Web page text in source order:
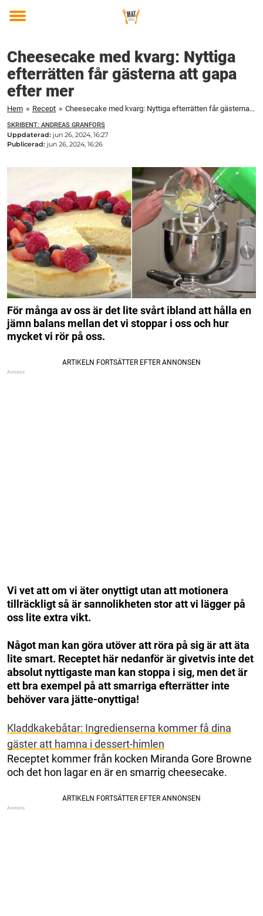
Toggle
Cheesecake med kvarg: Nyttiga
efterrätten får gästerna att gapa
efter mer
Hem » Recept » Cheesecake med kvarg: Nyttiga efterrätten får gästerna att gapa efter mer
SKRIBENT: ANDREAS GRANFORS
Uppdaterad: jun 26, 2024, 16:27
Publicerad: jun 26, 2024, 16:26
För många av oss är det lite svårt ibland att hålla en
jämn balans mellan det vi stoppar i oss och hur
mycket vi rör på oss.
Vi vet att om vi äter onyttigt utan att motionera
tillräckligt så är sannolikheten stor att vi lägger på
oss lite extra vikt.
Något man kan göra utöver att röra på sig är att äta
lite smart. Receptet här nedanför är givetvis inte det
absolut nyttigaste man kan stoppa i sig, men det är
ett bra exempel på att smarriga efterrätter inte
behöver vara jätte-onyttiga!
Kladdkakebåtar: Ingredienserna kommer få dina
gäster att hamna i dessert-himlen
Receptet kommer från kocken Miranda Gore Browne
och det hon lagar en är en smarrig cheesecake.